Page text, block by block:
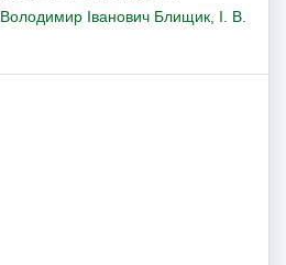
Володимир Іванович Блищик І. В.